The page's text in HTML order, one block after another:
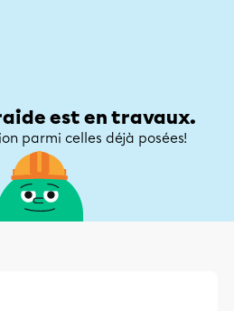
est en travaux.
parmi celles déjà posées!